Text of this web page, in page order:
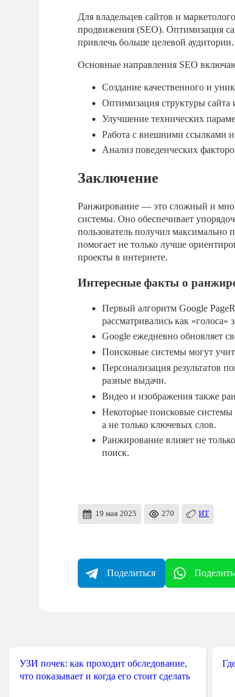
Для владельцев сайтов и
продвижения (SEO). Оптимизация
привлечь больше целевой аудитории.
Основные направления SEO
Создание качественного и
Оптимизация структуры сайта
Улучшение технических
Работа с внешними ссылками и
Анализ поведенческих
Заключение
Ранжирование — это сложный и
системы. Оно обеспечивает
пользователь получил
помогает не только лучше
проекты в интернете.
Интересные факты о
Первый алгоритм Google
рассматривались как «голоса»
Google ежедневно обновляет
Поисковые системы могут
Персонализация результатов
разные выдачи.
Видео и изображения также
Некоторые поисковые системы
а не только ключевых слов.
Ранжирование влияет не
поиск.
19 мая 2025 270 ИТ
Поделиться
УЗИ почек: как проходит обследование,
что показывает и когда его стоит сделать